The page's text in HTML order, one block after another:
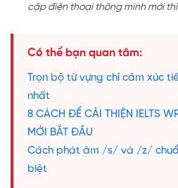
cặp điện thoại thông minh mới
Có thể bạn quan tâm:
Trọn bộ từ vựng chỉ cảm xúc
nhất
8 CÁCH ĐỂ CẢI THIỆN IELTS
MỚI BẮT ĐẦU
Cách phát âm /s/ và /z/
biệt